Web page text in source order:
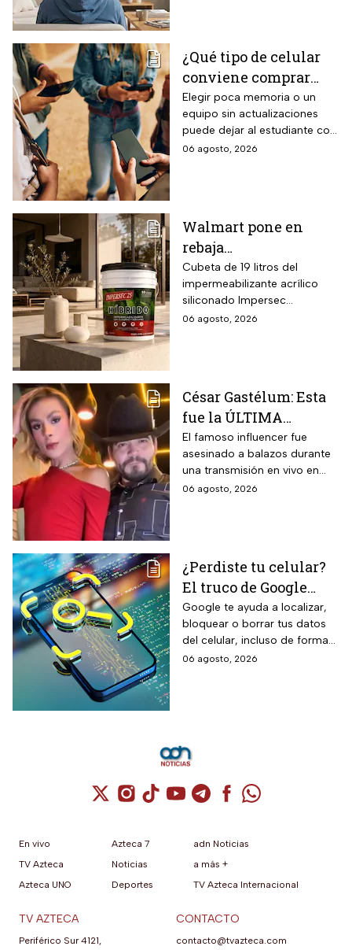
capacidad de gestión
mediante inteligencia artificial
con modo AI Auto Cooling
que ajusta automáticamente
el rendimiento según
¿Qué tipo de celular
conviene comprar
para el regreso a
clases? La guía según
el nivel escolar
Elegir poca memoria o un
equipo sin actualizaciones
puede dejar al estudiante con
un celular lento e
06 agosto, 2026
Walmart pone en
rebaja
impermeabilizante
ecológico Impersec 10
años con caucho
reciclado de 19 litros
Cubeta de 19 litros del
impermeabilizante acrílico
siliconado Impersec
formulado con hasta 60 por
térmicas frente al frío y calor,
reducción del paso de ruidos
exteriores y aplicación directa
mediante cepillo de ixtle sin
necesidad de tela de refuerzo
06 agosto, 2026
César Gastélum: Esta
fue la ÚLTIMA
publicación del
influencer en redes
sociales: “La cita
fresita” | VIDEO
El famoso influencer fue
asesinado a balazos durante
una transmisión en vivo en
calles del municipio de
06 agosto, 2026
¿Perdiste tu celular?
El truco de Google
para localizarlo y
proteger tus datos
Google te ayuda a localizar,
bloquear o borrar tus datos
del celular, incluso de forma
remota; debes tener activada
06 agosto, 2026
Cuenta de X / Twitter (se abre en una
Cuenta de Instagram (se abre en una
Cuenta de TikTok (se abre en
Cuenta de YouTube (se abre
Cuenta de Telegram (se
Cuenta de
Cuenta de
En vivo
TV Azteca
Azteca UNO
Azteca 7
Noticias
Deportes
adn Noticias
a más +
TV Azteca Internacional
TV AZTECA
Periférico Sur 4121,
CONTACTO
contacto@tvazteca.com